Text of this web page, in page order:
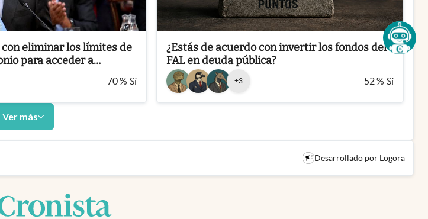
con eliminar los límites de
para acceder a
70% Sí
¿Estás de acuerdo con invertir los fondos del
FAL en deuda pública?
+3 52% Sí
Ver más
Desarrollado por Logora